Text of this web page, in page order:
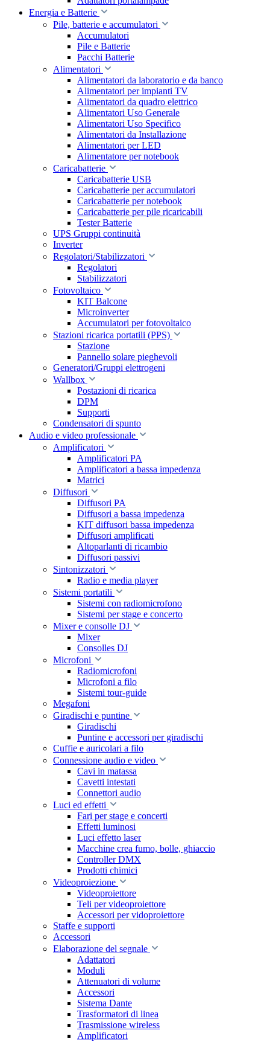
Energia e Batterie
Pile, batterie e accumulatori
Accumulatori
Pile e Batterie
Pacchi Batterie
Alimentatori
Alimentatori da laboratorio e da banco
Alimentatori per impianti TV
Alimentatori da quadro elettrico
Alimentatori Uso Generale
Alimentatori Uso Specifico
Alimentatori da Installazione
Alimentatori per LED
Alimentatore per notebook
Caricabatterie
Caricabatterie USB
Caricabatterie per accumulatori
Caricabatterie per notebook
Caricabatterie per pile ricaricabili
Tester Batterie
UPS Gruppi continuità
Inverter
Regolatori/Stabilizzatori
Regolatori
Stabilizzatori
Fotovoltaico
KIT Balcone
Microinverter
Accumulatori per fotovoltaico
Stazioni ricarica portatili (PPS)
Stazione
Pannello solare pieghevoli
Generatori/Gruppi elettrogeni
Wallbox
Postazioni di ricarica
DPM
Supporti
Condensatori di spunto
Audio e video professionale
Amplificatori
Amplificatori PA
Amplificatori a bassa impedenza
Matrici
Diffusori
Diffusori PA
Diffusori a bassa impedenza
KIT diffusori bassa impedenza
Diffusori amplificati
Altoparlanti di ricambio
Diffusori passivi
Sintonizzatori
Radio e media player
Sistemi portatili
Sistemi con radiomicrofono
Sistemi per stage e concerto
Mixer e consolle DJ
Mixer
Consolles DJ
Microfoni
Radiomicrofoni
Microfoni a filo
Sistemi tour-guide
Megafoni
Giradischi e puntine
Giradischi
Puntine e accessori per giradischi
Cuffie e auricolari a filo
Connessione audio e video
Cavi in matassa
Cavetti intestati
Connettori audio
Luci ed effetti
Fari per stage e concerti
Effetti luminosi
Luci effetto laser
Macchine crea fumo, bolle, ghiaccio
Controller DMX
Prodotti chimici
Videoproiezione
Videoproiettore
Teli per videoproiettore
Accessori per vidoproiettore
Staffe e supporti
Accessori
Elaborazione del segnale
Adattatori
Moduli
Attenuatori di volume
Accessori
Sistema Dante
Trasformatori di linea
Trasmissione wireless
Amplificatori